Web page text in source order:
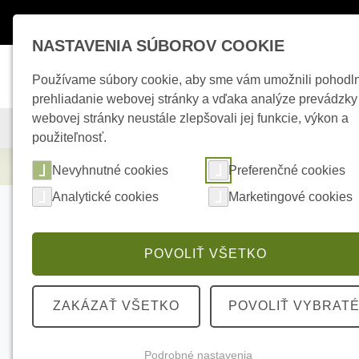
KAMEROVÉ SYSTÉMY ZABEZPEČOVACIE SYSTÉMY
Kamerové systémy HIKVISION DS-
NASTAVENIA SÚBOROV COOKIE
Používame súbory cookie, aby sme vám umožnili
prehliadanie webovej stránky a vďaka analýze prevádzky
webovej stránky neustále zlepšovali jej funkcie, výkon a
použiteľnosť.
Nevyhnutné cookies
Preferenčné cookies
Analytické cookies
Marketingové cookies
POVOLIŤ VŠETKO
ZAKÁZAŤ VŠETKO POVOLIŤ VYBRATÉ
Podrobné nastavenia